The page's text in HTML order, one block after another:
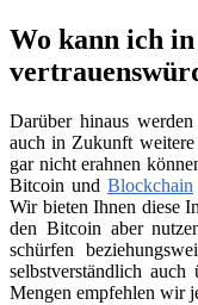
Wo kann ich
Darüber hinaus
auch in Zukunft
gar nicht erahnen
Bitcoin und Blockchain
Wir bieten Ihnen diese
den Bitcoin aber
schürfen
selbstverständlich auch
Mengen empfehlen wir